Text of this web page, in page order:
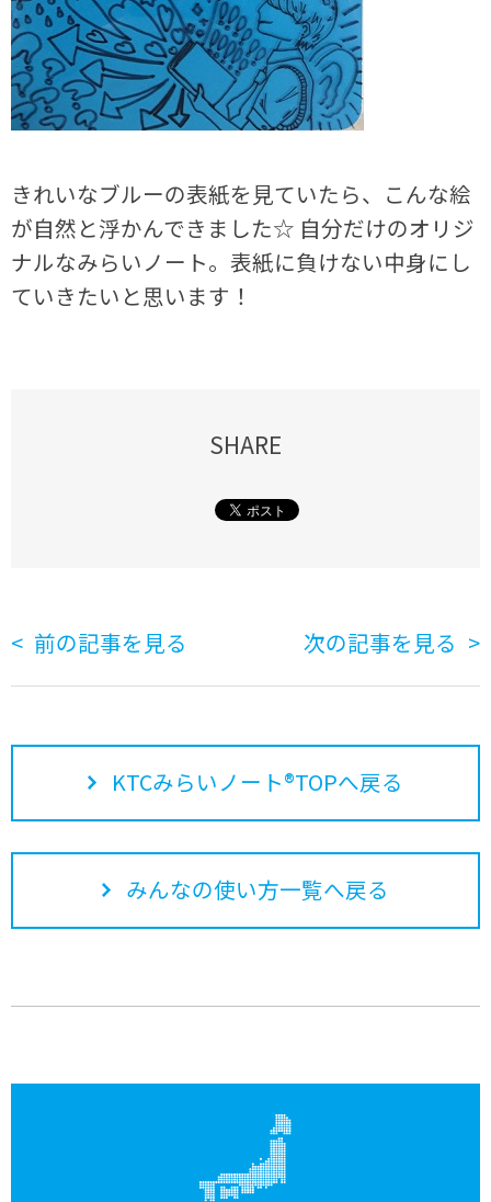
きれいなブルーの表紙を見ていたら、こんな絵
が自然と浮かんできました☆ 自分だけのオリジ
ナルなみらいノート。表紙に負けない中身にし
ていきたいと思います！
SHARE
前の記事を見る 次の記事を見る
KTCみらいノート®TOPへ戻る
みんなの使い方一覧へ戻る